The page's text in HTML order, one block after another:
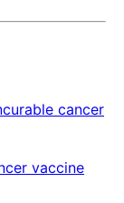
cancer
vaccine